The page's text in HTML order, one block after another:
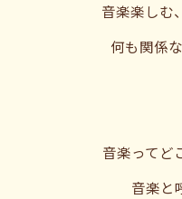
音楽楽しむ
何も関係
音楽ってど
音楽と